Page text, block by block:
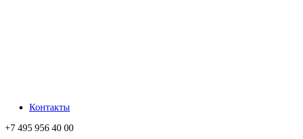
Контакты
+7 495 956 40 00